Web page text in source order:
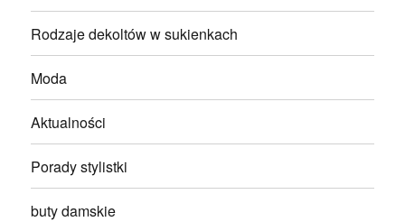
Rodzaje dekoltów w sukienkach
Moda
Aktualności
Porady stylistki
buty damskie